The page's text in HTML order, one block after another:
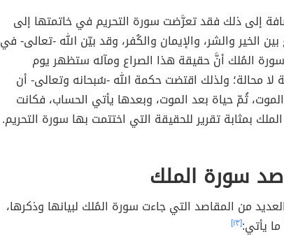
إلى ذلك فقد تعرَّضت سورة التحريم في خاتمتها إلى
بين الخير والشر، والإيمان والكُفر، وقد بيّن الله -تعالى- في
المُلك أنَّ حقيقة هذا الصراع ومآله ستظهر يوم
لا محالة؛ ولذلك اقتضت حكمة الله -سُبحانه وتعالى- أن
ثُمّ حياة بعد الموت، وبعدها يأتي الحساب، فكانت
بمثابة تقرير للحقيقة التي اختتمت بها سورة التحريم.
سورة الملك
من المقاصد التي جاءت سورة المُلك لبيانها وذكرها،
يأتي:[١٣]